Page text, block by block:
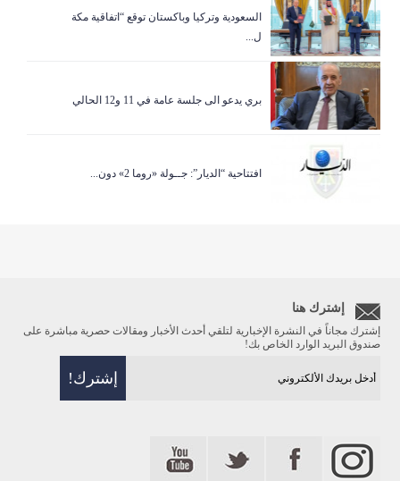
السعودية وتركيا وباكستان توقع “اتفاقية مكة
ل...
بري يدعو الى جلسة عامة في 11 و12 الحالي
افتتاحية “الديار”: جــولة «روما 2» دون...
إشترك هنا
إشترك مجاناً في النشرة الإخبارية لتلقي أحدث الأخبار ومقالات حصرية مباشرة على
صندوق البريد الوارد الخاص بك!